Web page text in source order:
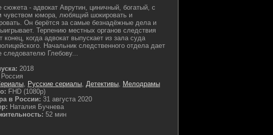
сюжета - адвокат Аврутин, циничный, богатый, с
чувством юмора, любящий шокировать и
Он берётся за самые безнадёжные дела и
Терпению местных органов следствия
конец, когда адвокат выпускает из зала суда
Начальник следственного отдела дает
следователю Глебову...
2018
Россия
, Русские сериалы, Детективы, Мелодрамы
FHD (1080p)
в России: 31 августа 2020
Наталия Бучнева
52 мин